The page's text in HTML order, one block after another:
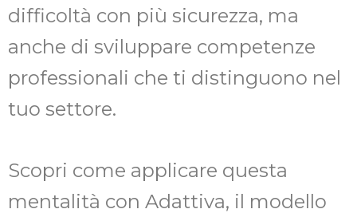
difficoltà con più sicurezza, ma
anche di sviluppare competenze
professionali che ti distinguono nel
tuo settore.
Scopri come applicare questa
mentalità con Adattiva, il modello